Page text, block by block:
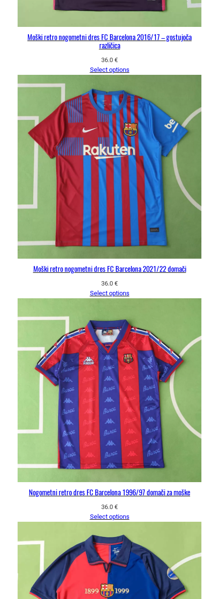
Moški retro nogometni dres FC Barcelona 2016/17 – gostujoča
različica
36.0 €
Select options
Moški retro nogometni dres FC Barcelona 2021/22 domači
36.0 €
Select options
Nogometni retro dres FC Barcelona 1996/97 domači za moške
36.0 €
Select options